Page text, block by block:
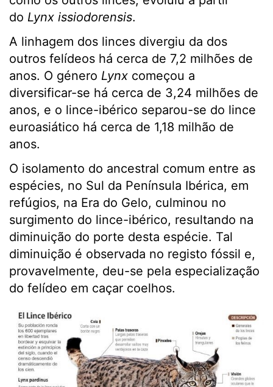
do Lynx issiodorensis.
A linhagem dos linces divergiu da dos
outros felídeos há cerca de 7,2 milhões de
anos. O género Lynx começou a
diversificar-se há cerca de 3,24 milhões de
anos, e o lince-ibérico separou-se do lince
euroasiático há cerca de 1,18 milhão de
anos.
O isolamento do ancestral comum entre as
espécies, no Sul da Península Ibérica, em
refúgios, na Era do Gelo, culminou no
surgimento do lince-ibérico, resultando na
diminuição do porte desta espécie. Tal
diminuição é observada no registo fóssil e,
provavelmente, deu-se pela especialização
do felídeo em caçar coelhos.